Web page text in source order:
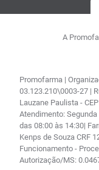
A
Promofarma |
03.123.210\0003-27 |
Lauzane Paulista -
Atendimento:
das 08:00 às 14:30|
Kenps de Souza CRF
Funcionamento -
Autorização/MS: